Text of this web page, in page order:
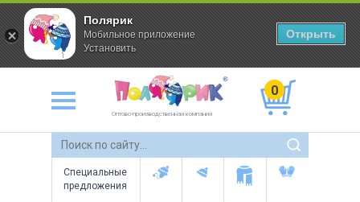
Оптово-производственная компания
0
Специальные
предложения
Полярик
Мобильное приложение
Установить
Открыть